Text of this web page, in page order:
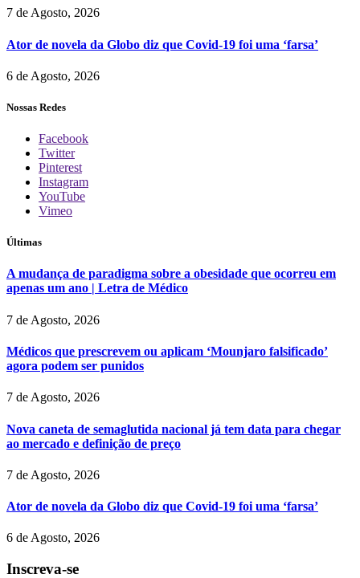
7 de Agosto, 2026
Ator de novela da Globo diz que Covid-19 foi uma ‘farsa’
6 de Agosto, 2026
Nossas Redes
Facebook
Twitter
Pinterest
Instagram
YouTube
Vimeo
Últimas
A mudança de paradigma sobre a obesidade que ocorreu em
apenas um ano | Letra de Médico
7 de Agosto, 2026
Médicos que prescrevem ou aplicam ‘Mounjaro falsificado’
agora podem ser punidos
7 de Agosto, 2026
Nova caneta de semaglutida nacional já tem data para chegar
ao mercado e definição de preço
7 de Agosto, 2026
Ator de novela da Globo diz que Covid-19 foi uma ‘farsa’
6 de Agosto, 2026
Inscreva-se